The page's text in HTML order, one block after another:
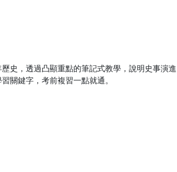
史，透過凸顯重點的筆記式教學，說明史事演進
關鍵字，考前複習一點就通。